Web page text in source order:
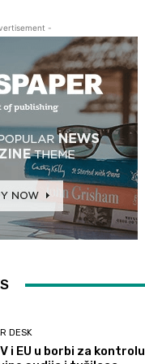
-
DESK
i EU u borbi za kontrolu